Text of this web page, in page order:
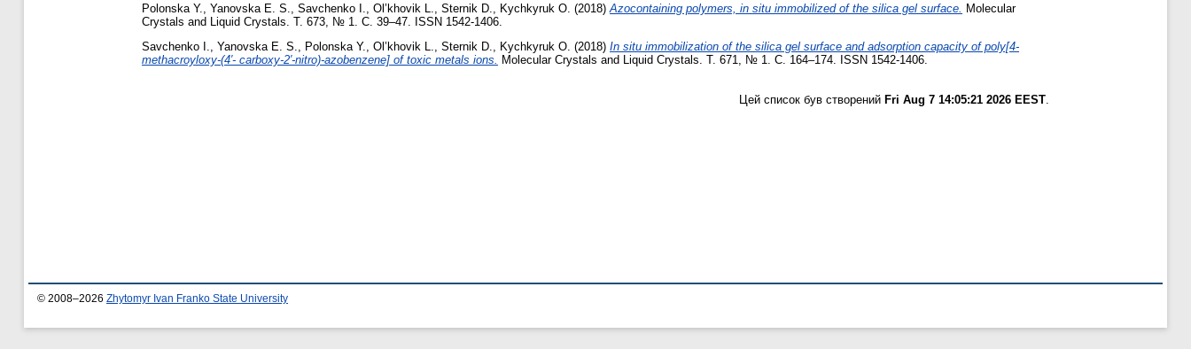
Polonska Y.
Yanovska E. S. Savchenko I. Ol’khovik L. Sternik D. Kychkyruk O. (2018) Azocontaining polymers, in situ immobilized of the silica gel surface.
Molecular
Crystals and Liquid Crystals. Т. 673, № 1. С. 39–47. ISSN 1542-1406.
Savchenko I.
Yanovska E. S. Polonska Y. Ol’khovik L. Sternik D. Kychkyruk O. (2018) In situ immobilization of the silica gel surface and adsorption capacity of poly[4-
methacroyloxy-(4′- carboxy-2′-nitro)-azobenzene] of toxic metals ions.
Molecular Crystals and Liquid Crystals. Т. 671, № 1. С. 164–174. ISSN 1542-1406.
Цей список був створений Fri Aug 7 14:05:21 2026 EEST
© 2008–2026 Zhytomyr Ivan Franko State University